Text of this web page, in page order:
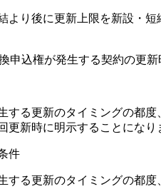
り後に更新上限を新設・
申込権が発生する契約の更新
する更新のタイミングの都
更新時に明示することになり
件
する更新のタイミングの都